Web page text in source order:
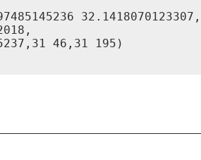
32.1418070123307,
46,31 195)